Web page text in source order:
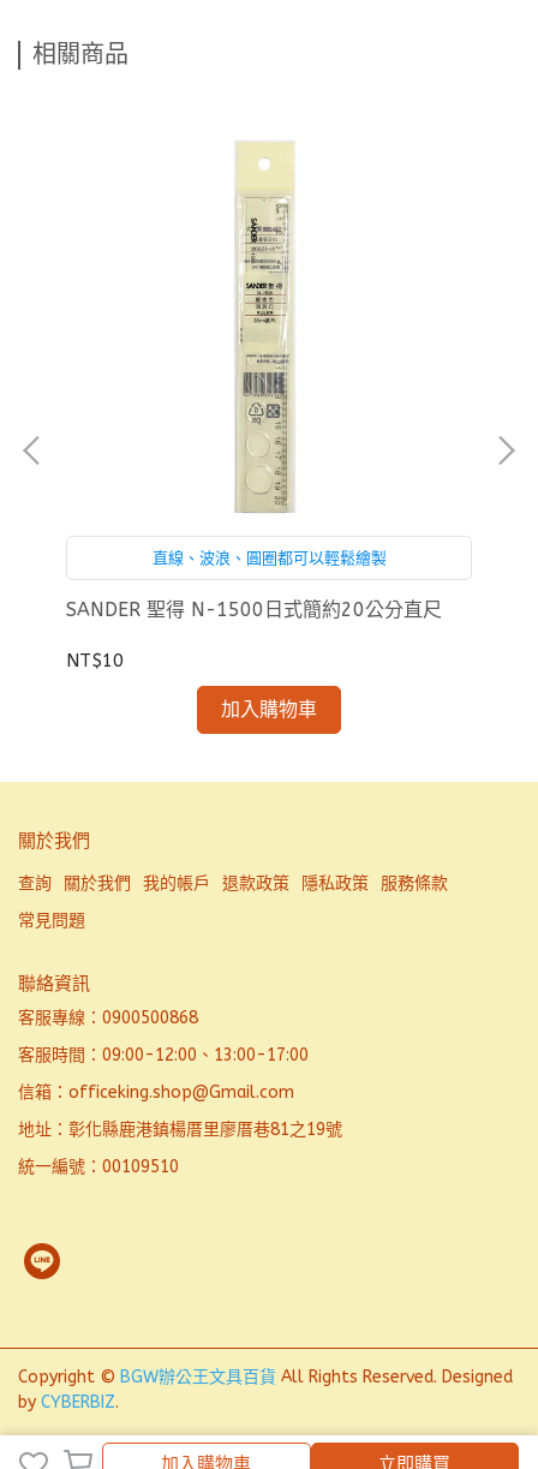
加入購物車
加入購物車 立即購買
相關商品
直線、波浪、圓圈都可以輕鬆繪製
SANDER 聖得 N-1500日式簡約20公分直尺
NT$10
加入購物車
關於我們
查詢 關於我們 我的帳戶 退款政策 隱私政策
服務條款
常見問題
聯絡資訊
客服專線：0900500868
客服時間：09:00-12:00、13:00-17:00
信箱：officeking.shop@Gmail.com
地址：彰化縣鹿港鎮楊厝里廖厝巷81之19號
統一編號：00109510
Copyright © BGW辦公王文具百貨 All Rights Reserved. Designed
by CYBERBIZ.